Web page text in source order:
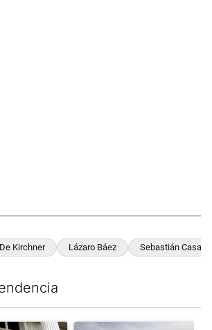
Kirchner Lázaro Báez Sebastián